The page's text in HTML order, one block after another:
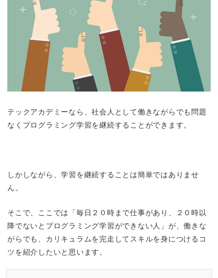
テックアカデミーなら、社会人として働きながらでも問題
なくプログラミング学習を継続することができます。
しかしながら、学習を継続することは簡単ではありませ
ん。
そこで、ここでは「毎日２０時まで仕事があり、２０時以
降でないとプログラミング学習ができない人」が、働きな
がらでも、カリキュラムを完走してスキルを身につけるコ
ツを紹介したいと思います。